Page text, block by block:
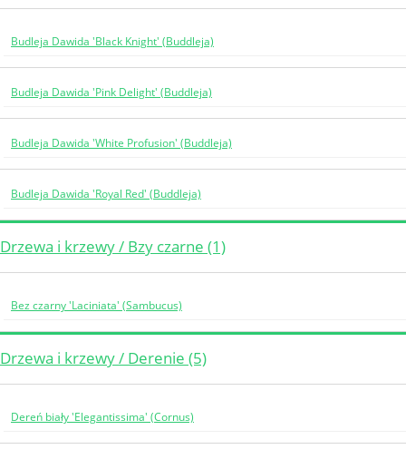
Budleja Dawida 'Black Knight' (Buddleja)
Budleja Dawida 'Pink Delight' (Buddleja)
Budleja Dawida 'White Profusion' (Buddleja)
Budleja Dawida 'Royal Red' (Buddleja)
Drzewa i krzewy / Bzy czarne (1)
Bez czarny 'Laciniata' (Sambucus)
Drzewa i krzewy / Derenie (5)
Dereń biały 'Elegantissima' (Cornus)